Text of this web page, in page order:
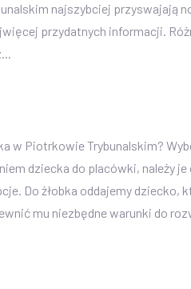
najszybciej przyswajają
przydatnych informacji.
w Piotrkowie Trybunalskim?
dziecka do placówki, należy
Do żłobka oddajemy dziecko,
mu niezbędne warunki do